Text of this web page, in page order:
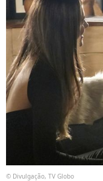
© Divulgação, TV Globo